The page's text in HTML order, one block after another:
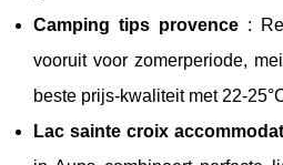
Camping tips provence :
vooruit voor zomerperiode,
beste prijs-kwaliteit met 22-
Lac sainte croix